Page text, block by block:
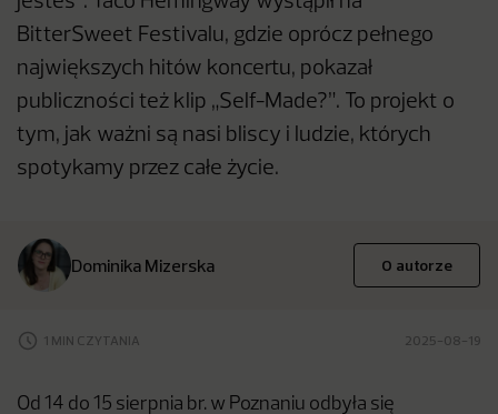
BitterSweet Festivalu, gdzie oprócz pełnego
największych hitów koncertu, pokazał
publiczności też klip „Self-Made?”. To projekt o
tym, jak ważni są nasi bliscy i ludzie, których
spotykamy przez całe życie.
Dominika Mizerska O autorze
1 MIN CZYTANIA 2025-08-19
Od 14 do 15 sierpnia br. w Poznaniu odbyła się